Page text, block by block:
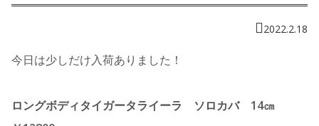
2022.2.18
今日は少しだけ入荷ありました！
ロングボディタイガータライーラ ソロカバ 14㎝